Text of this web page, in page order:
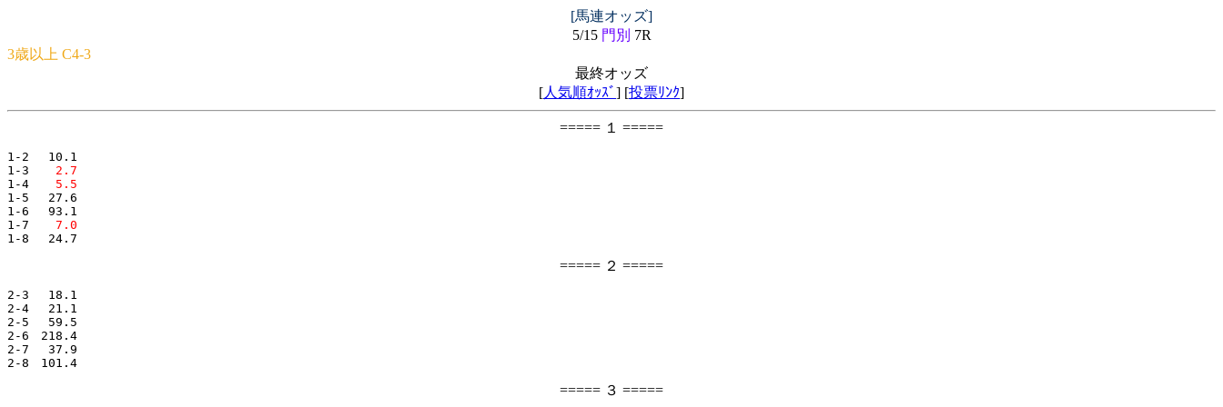
[馬連オッズ]
5/15 門別 7R
3歳以上 C4-3
最終オッズ
[人気順ｵｯｽﾞ] [投票ﾘﾝｸ]
===== １ =====
1-2　 10.1
1-3
  2.7
1-4
  5.5
1-5　 27.6
1-6　 93.1
1-7
  7.0
===== ２ =====
2-3　 18.1
2-4　 21.1
2-5　 59.5
2-6　218.4
2-7　 37.9
===== ３ =====